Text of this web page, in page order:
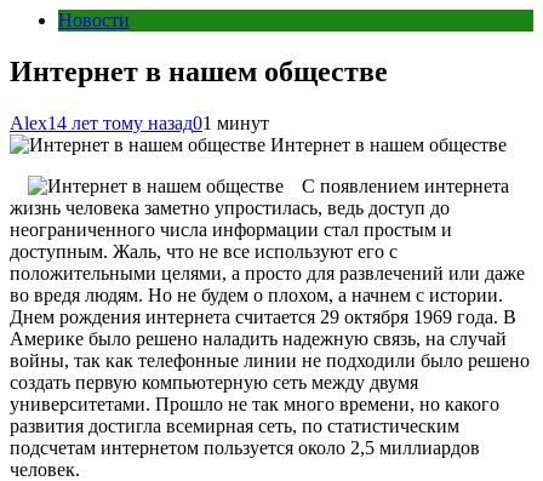
Новости
Интернет в нашем обществе
Alex14 лет тому назад01 минут
Интернет в нашем обществе
С появлением интернета
жизнь человека заметно упростилась, ведь доступ до
неограниченного числа информации стал простым и
доступным. Жаль, что не все используют его с
положительными целями, а просто для развлечений или даже
во вредя людям. Но не будем о плохом, а начнем с истории.
Днем рождения интернета считается 29 октября 1969 года. В
Америке было решено наладить надежную связь, на случай
войны, так как телефонные линии не подходили было решено
создать первую компьютерную сеть между двумя
университетами. Прошло не так много времени, но какого
развития достигла всемирная сеть, по статистическим
подсчетам интернетом пользуется около 2,5 миллиардов
человек.